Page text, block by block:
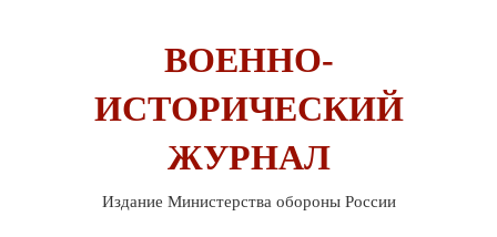
ВОЕННО-
ИСТОРИЧЕСКИЙ
ЖУРНАЛ
Издание Министерства обороны России